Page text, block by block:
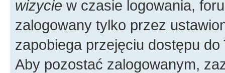
wizycie w czasie logowania,
zalogowany tylko przez
zapobiega przejęciu dostępu
Aby pozostać zalogowanym,